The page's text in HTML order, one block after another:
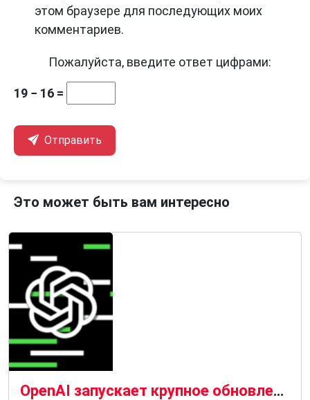
этом браузере для последующих моих
комментариев.
Пожалуйста, введите ответ цифрами:
19 − 16 =
Отправить
Это может быть вам интересно
OpenAI запускает крупное обновление ChatGPT, даже если вы за него не платите